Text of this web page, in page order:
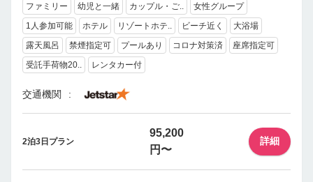
ファミリー 幼児と一緒 カップル・ご..
女性グループ
1人参加可能
ホテル リゾートホテ.. ビーチ近く
大浴場
露天風呂
禁煙指定可 プールあり コロナ対策済
座席指定可
受託手荷物20..
レンタカー付
交通機関
2泊3日プラン
95,200
円〜
詳細